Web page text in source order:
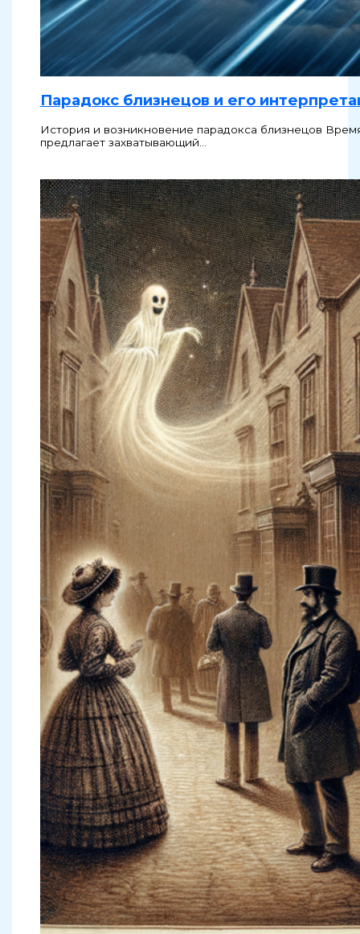
Парадокс близнецов и его
История и возникновение парадокса близнецов
предлагает захватывающий…